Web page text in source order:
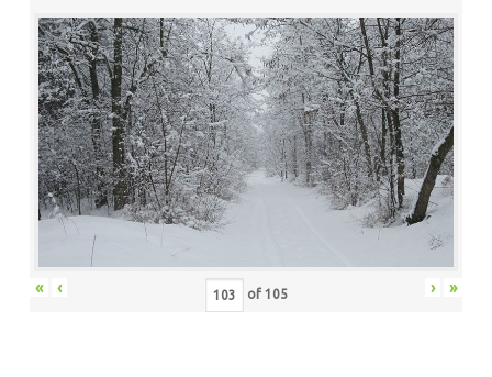
« ‹ of 105 › »